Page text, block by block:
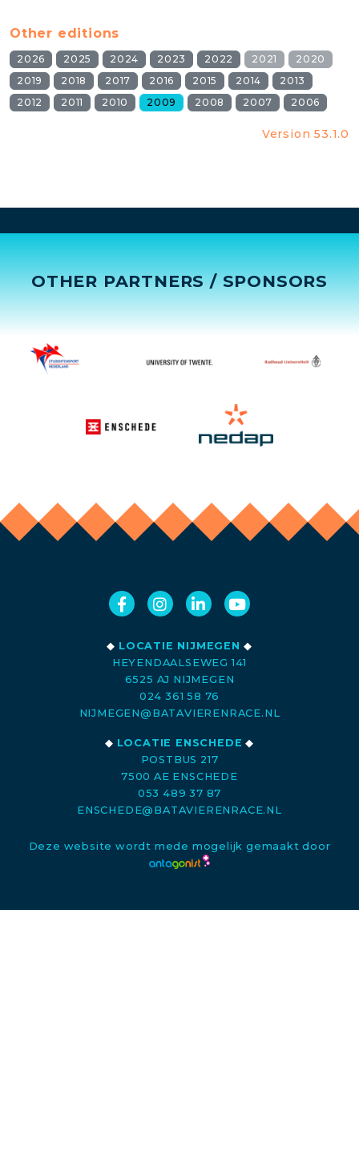
Other editions
2026 2025 2024 2023 2022 2021
2020
2019
2018 2017 2016 2015 2014
2013
2012
2011 2010 2009 2008 2007 2006
Version 53.1.0
OTHER PARTNERS / SPONSORS
◆ LOCATIE NIJMEGEN ◆
HEYENDAALSEWEG 141
6525 AJ NIJMEGEN
024 361 58 76
NIJMEGEN@BATAVIERENRACE.NL
◆ LOCATIE ENSCHEDE ◆
POSTBUS 217
7500 AE ENSCHEDE
053 489 37 87
ENSCHEDE@BATAVIERENRACE.NL
Deze website wordt mede mogelijk gemaakt door